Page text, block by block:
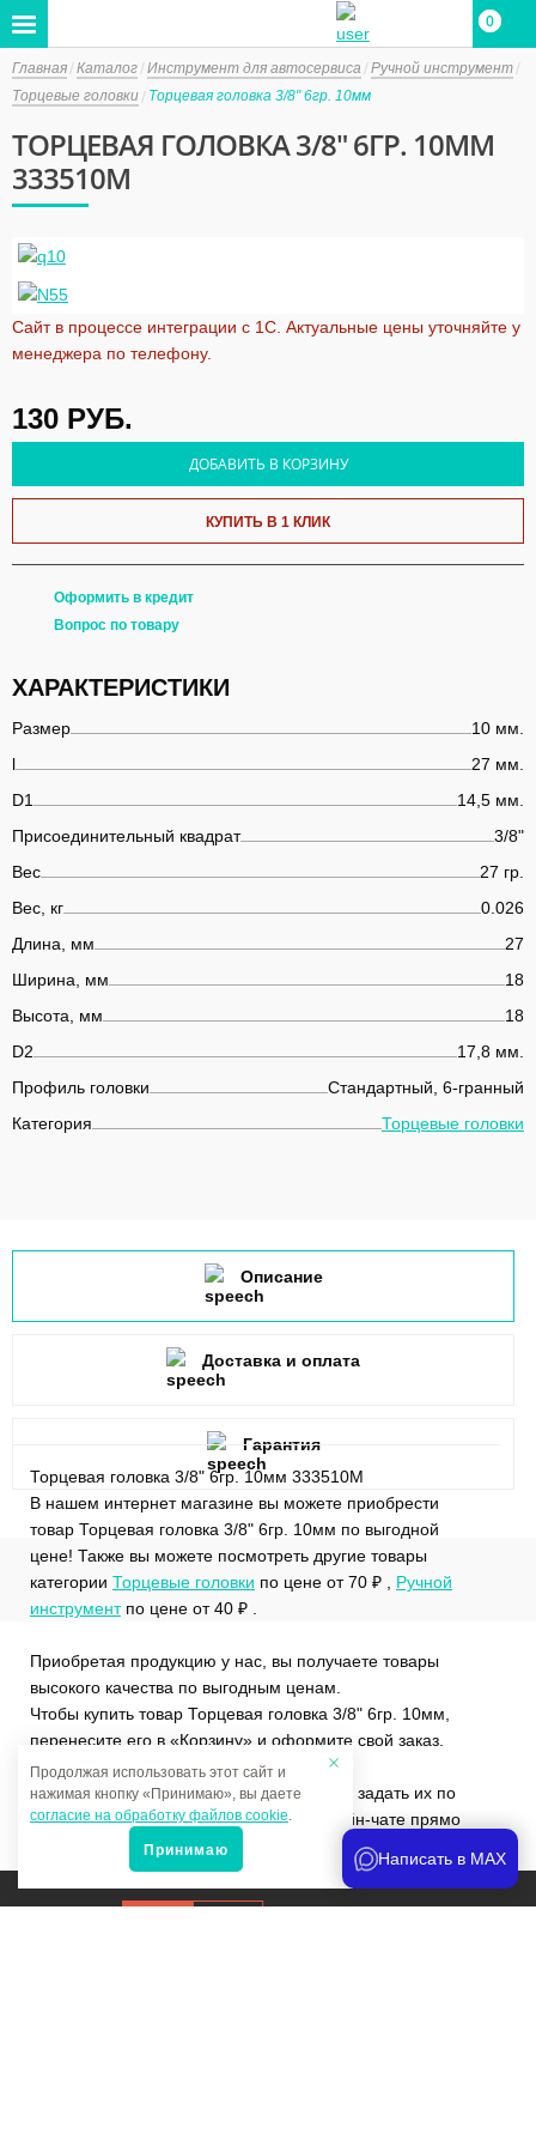
0
0
Главная Каталог Инструмент для автосервиса
Ручной инструмент
Торцевые головки
Торцевая головка 3/8" 6гр. 10мм
ТОРЦЕВАЯ ГОЛОВКА 3/8" 6ГР. 10ММ
333510M
Сайт в процессе интеграции с 1С. Актуальные цены уточняйте у
менеджера по телефону.
130 РУБ.
ДОБАВИТЬ В КОРЗИНУ
КУПИТЬ В 1 КЛИК
Оформить в кредит
Вопрос по товару
ХАРАКТЕРИСТИКИ
Размер
10 мм.
l
27 мм.
D1
14,5 мм.
Присоединительный квадрат
3/8"
Вес
27 гр.
Вес, кг
0.026
Длина, мм
27
Ширина, мм
18
Высота, мм
18
D2
17,8 мм.
Профиль головки
Стандартный, 6-гранный
Категория
Торцевые головки
Описание
Торцевая головка 3/8" 6гр. 10мм 333510M
В нашем интернет магазине вы можете приобрести
товар Торцевая головка 3/8" 6гр. 10мм по выгодной
цене! Также вы можете посмотреть другие товары
категории Торцевые головки по цене от 70 ₽ , Ручной
инструментпо цене от 40 ₽ .
Приобретая продукцию у нас, вы получаете товары
высокого качества по выгодным ценам.
Чтобы купить товар Торцевая головка 3/8" 6гр. 10мм,
перенесите его в «Корзину» и оформите свой заказ.
Если у вас остались вопросы, вы можете задать их по
телефону+7 (4822)65-69-46или в онлайн-чате прямо
Доставка и оплата
Гарантия
Продвижение сайта
Продолжая использовать этот сайт и
нажимая кнопку «Принимаю», вы даете
согласие на обработку файлов cookie.
Принимаю Написать в MAX